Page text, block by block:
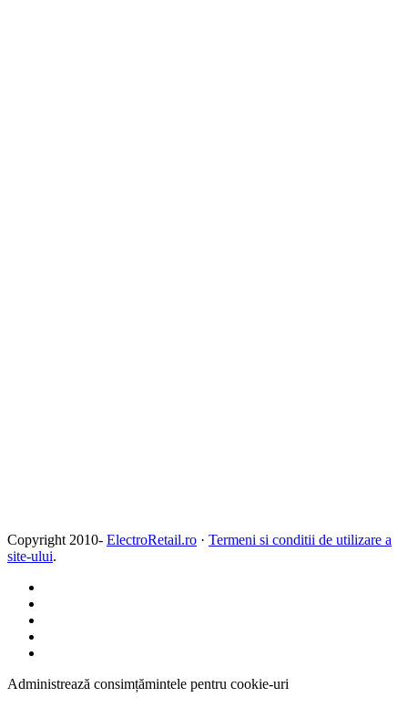
Copyright 2010- ElectroRetail.ro · Termeni si conditii de utilizare a
site-ului.
Administrează consimțămintele pentru cookie-uri